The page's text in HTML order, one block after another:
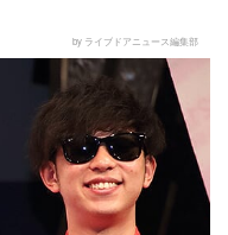
by ライブドアニュース編集部